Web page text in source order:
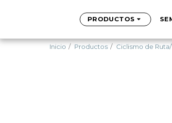
PRODUCTOS
Inicio Productos Ciclismo de